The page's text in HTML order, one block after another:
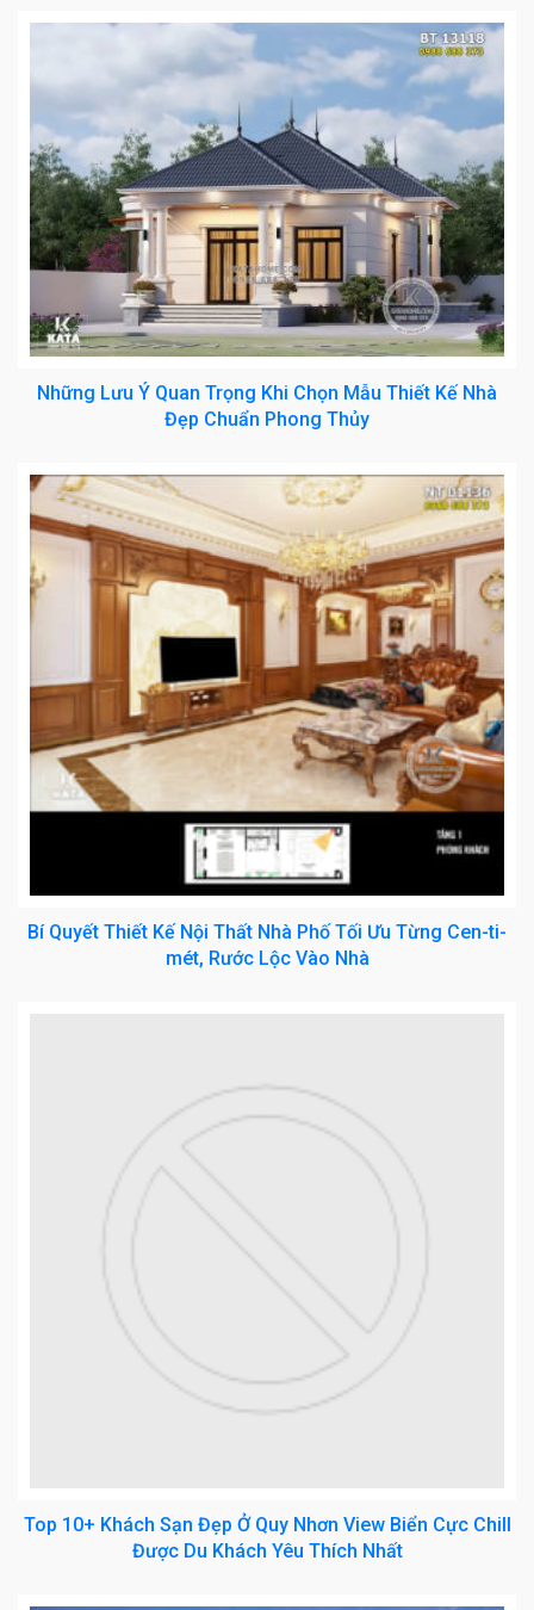
Những Lưu Ý Quan Trọng Khi Chọn Mẫu Thiết Kế Nhà
Đẹp Chuẩn Phong Thủy
Bí Quyết Thiết Kế Nội Thất Nhà Phố Tối Ưu Từng Cen-ti-
mét, Rước Lộc Vào Nhà
Top 10+ Khách Sạn Đẹp Ở Quy Nhơn View Biển Cực Chill
Được Du Khách Yêu Thích Nhất